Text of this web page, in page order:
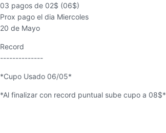
03 pagos de 02$ (06$)
Prox pago el dia Miercoles
20 de Mayo
Record
--------------
*Cupo Usado 06/05*
*Al finalizar con record puntual sube cupo a 08$*